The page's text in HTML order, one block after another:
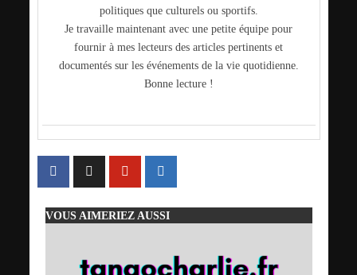
politiques que culturels ou sportifs.
Je travaille maintenant avec une petite équipe pour
fournir à mes lecteurs des articles pertinents et
documentés sur les événements de la vie quotidienne.
Bonne lecture !
VOUS AIMERIEZ AUSSI